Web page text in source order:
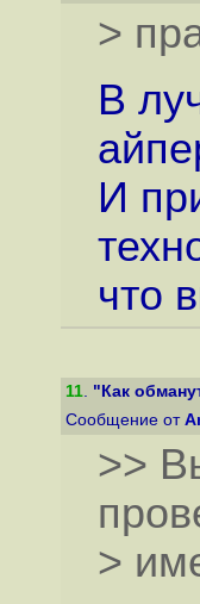
>
В
И
что
11. "Как
Сообщение от
>>
>